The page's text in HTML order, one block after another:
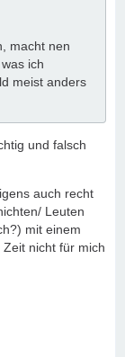
macht nen
ich
meist anders
und falsch
auch recht
Leuten
mit einem
nicht für mich